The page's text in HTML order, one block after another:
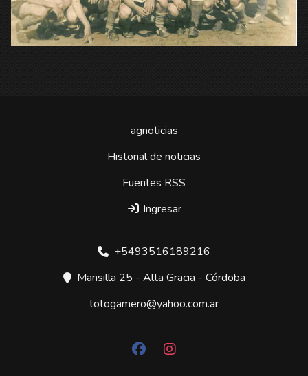
agnoticias
Historial de noticias
Fuentes RSS
Ingresar
+5493516189216
Mansilla 25 - Alta Gracia - Córdoba
totogamero@yahoo.com.ar